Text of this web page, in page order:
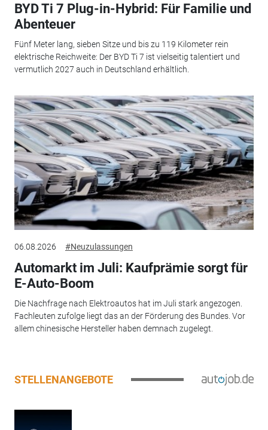
BYD Ti 7 Plug-in-Hybrid: Für Familie und
Abenteuer
Fünf Meter lang, sieben Sitze und bis zu 119 Kilometer rein
elektrische Reichweite: Der BYD Ti 7 ist vielseitig talentiert und
vermutlich 2027 auch in Deutschland erhältlich.
06.08.2026 #Neuzulassungen
Automarkt im Juli: Kaufprämie sorgt für
E-Auto-Boom
Die Nachfrage nach Elektroautos hat im Juli stark angezogen.
Fachleuten zufolge liegt das an der Förderung des Bundes. Vor
allem chinesische Hersteller haben demnach zugelegt.
STELLENANGEBOTE